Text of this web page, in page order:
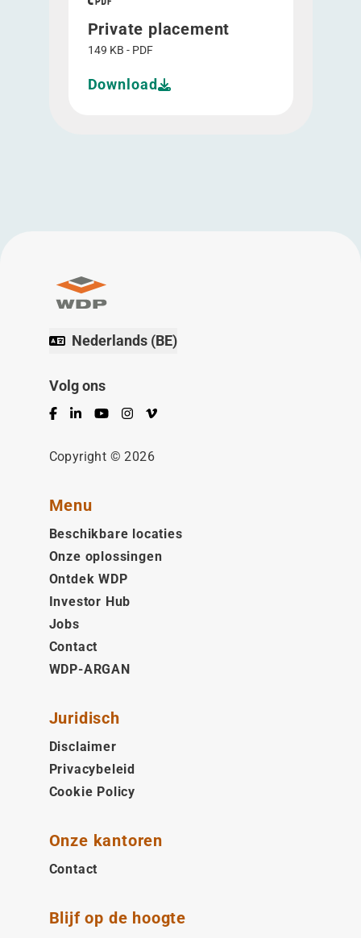
Private placement
149 KB - PDF
Download
Nederlands (BE)
Volg ons
Facebook
LinkedInYouTubeInstagram
Vimeo
Copyright © 2026
Menu
Beschikbare locaties
Onze oplossingen
Ontdek WDP
Investor Hub
Jobs
Contact
WDP-ARGAN
Juridisch
Disclaimer
Privacybeleid
Cookie Policy
Onze kantoren
Contact
Blijf op de hoogte